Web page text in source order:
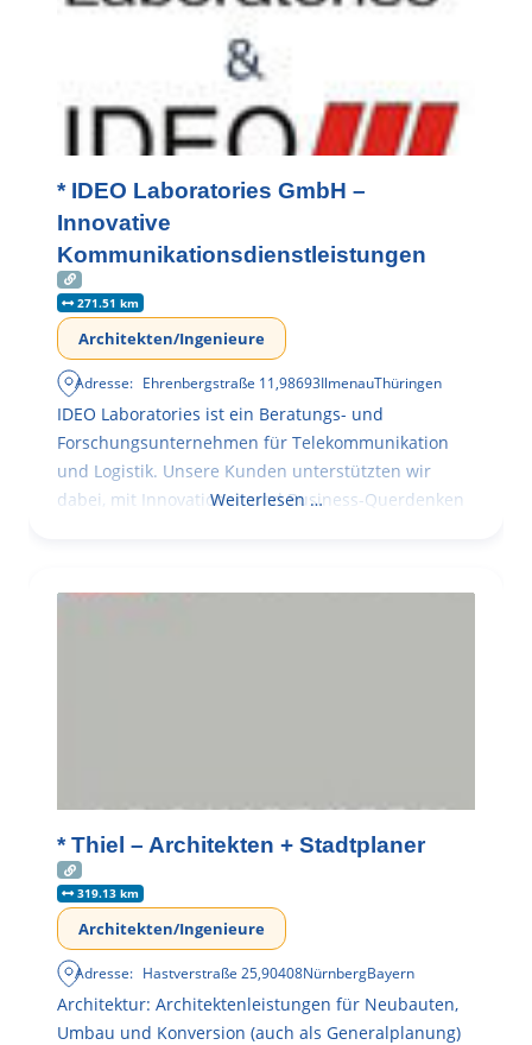
* IDEO Laboratories GmbH –
Innovative
Kommunikationsdienstleistungen
271.51 km
Architekten/Ingenieure
Adresse: Ehrenbergstraße 11,98693IlmenauThüringen
IDEO Laboratories ist ein Beratungs- und
Forschungsunternehmen für Telekommunikation
und Logistik. Unsere Kunden unterstützten wir
dabei, mit Innovationen und Business-Querdenken
Weiterlesen …
* Thiel – Architekten + Stadtplaner
319.13 km
Architekten/Ingenieure
Adresse: Hastverstraße 25,90408NürnbergBayern
Architektur: Architektenleistungen für Neubauten,
Umbau und Konversion (auch als Generalplanung)